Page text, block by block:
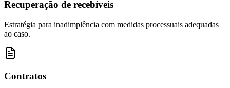
Recuperação de recebíveis
Estratégia para inadimplência com medidas processuais adequadas
ao caso.
Contratos